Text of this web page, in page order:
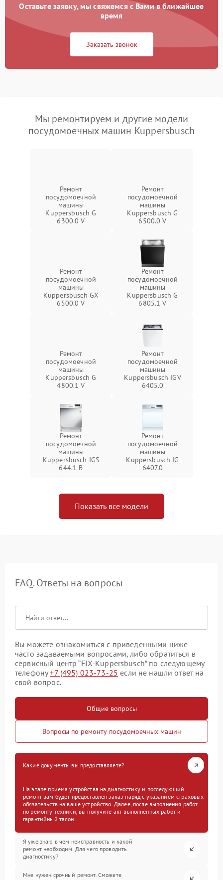
Оставьте заявку, мы свяжемся с Вами в ближайшее
время
Заказать звонок
Мы ремонтируем и другие модели
посудомоечных машин Kuppersbusch
Ремонт
посудомоечной
машины
Kuppersbusch G
6300.0 V
Ремонт
посудомоечной
машины
Kuppersbusch G
6500.0 V
Ремонт
посудомоечной
машины
Kuppersbusch GX
6500.0 V
Ремонт
посудомоечной
машины
Kuppersbusch G
6805.1 V
Ремонт
посудомоечной
машины
Kuppersbusch G
4800.1 V
Ремонт
посудомоечной
машины
Kuppersbusch IGV
6405.0
Ремонт
посудомоечной
машины
Kuppersbusch IGS
644.1 B
Ремонт
посудомоечной
машины
Kuppersbusch IG
6407.0
Показать все модели
FAQ. Ответы на вопросы
Вы можете ознакомиться с приведенными ниже
часто задаваемыми вопросами, либо обратиться в
сервисный центр “FIX-Kuppersbusch” по следующему
телефону+7 (495) 023-73-25 если не нашли ответ на
свой вопрос.
Общие вопросы
Вопросы по ремонту посудомоечных машин
Какие документы вы предоставляете?
На этапе приема устройства на диагностику и последующий
ремонт вам будет предоставлен заказ-наряд с указанием страховых
обязательств на ваше устройство. Далее, после выполнения работ
по ремонту техники, вы получите акт выполненных работ и
гарантийный талон.
Я уже знаю в чем неисправность и какой
ремонт необходим. Для чего проводить
диагностику?
Мне нужен срочный ремонт. Сможете